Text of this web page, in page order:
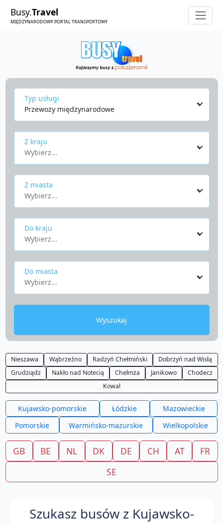
Busy.Travel
MIĘDZYNARODOWY PORTAL TRANSPORTOWY
Typ usługi
Przewozy międzynarodowe
Z kraju
Wybierz...
Z miasta
Wybierz...
Do kraju
Wybierz...
Do miasta
Wybierz...
Wyszukaj
Nieszawa Wąbrzeźno Radzyń Chełmiński
Dobrzyń nad Wisłą
Grudziądz
Nakło nad Notecią Chełmża Janikowo
Chodecz
Kowal
Kujawsko-pomorskie Łódzkie
Mazowieckie
Pomorskie
Warmińsko-mazurskie Wielkopolskie
GB BE NL DK DE CH AT
FR
SE
Szukasz busów z Kujawsko-